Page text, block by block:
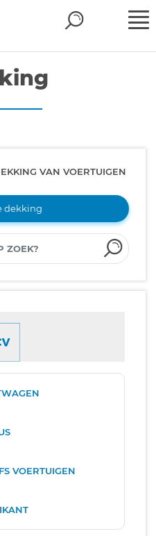
VAN VOERTUIGEN
dekking
VOERTUIGEN